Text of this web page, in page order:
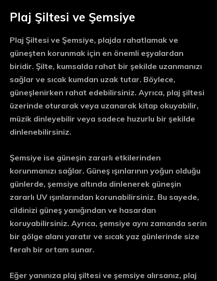
Plaj Şiltesi ve Şemsiye
Plaj Şiltesi ve Şemsiye, plajda rahatlamak ve
güneşten korunmak için en önemli eşyalardan
biridir. Şilte, kumsalda rahat bir şekilde uzanmanızı
sağlar ve sıcak kumdan uzak tutar. Böylece,
güneşlenirken rahat edebilirsiniz. Ayrıca, plaj şiltesi
üzerinde oturarak veya uzanarak kitap okuyabilir,
müzik dinleyebilir veya sadece huzurlu bir şekilde
dinlenebilirsiniz.
Şemsiye ise güneşin zararlı etkilerinden
korunmanızı sağlar. Güneş ışınlarının yoğun olduğu
günlerde, şemsiye altında dinlenerek güneşin
zararlı UV ışınlarından korunabilirsiniz. Bu sayede,
cildinizi güneş yanığından ve hasardan
koruyabilirsiniz. Ayrıca, şemsiye aynı zamanda serin
bir gölge alanı yaratır ve sıcak yaz günlerinde size
ferah bir ortam sunar.
Eğer yanınıza plaj şiltesi ve şemsiye alırsanız, plaj